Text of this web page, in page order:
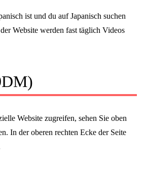
ist und du auf Japanisch suchen
Website werden fast täglich Videos
Website zugreifen, sehen Sie oben
In der oberen rechten Ecke der Seite